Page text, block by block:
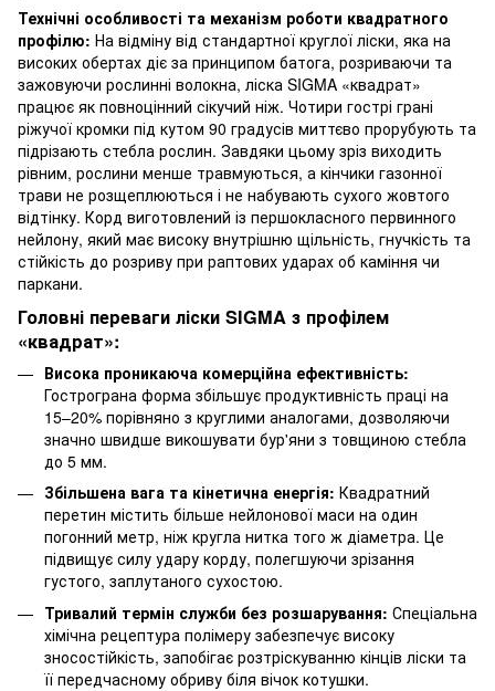
Технічні особливості та механізм роботи квадратного
профілю: На відміну від стандартної круглої ліски, яка на
високих обертах діє за принципом батога, розриваючи та
зажовуючи рослинні волокна, ліска SIGMA «квадрат»
працює як повноцінний сікучий ніж. Чотири гострі грані
ріжучої кромки під кутом 90 градусів миттєво прорубують та
підрізають стебла рослин. Завдяки цьому зріз виходить
рівним, рослини менше травмуються, а кінчики газонної
трави не розщеплюються і не набувають сухого жовтого
відтінку. Корд виготовлений із першокласного первинного
нейлону, який має високу внутрішню щільність, гнучкість та
стійкість до розриву при раптових ударах об каміння чи
паркани.
Головні переваги ліски SIGMA з профілем
«квадрат»:
Висока проникаюча комерційна ефективність:
Гострограна форма збільшує продуктивність праці на
15–20% порівняно з круглими аналогами, дозволяючи
значно швидше викошувати бур'яни з товщиною стебла
до 5 мм.
Збільшена вага та кінетична енергія: Квадратний
перетин містить більше нейлонової маси на один
погонний метр, ніж кругла нитка того ж діаметра. Це
підвищує силу удару корду, полегшуючи зрізання
густого, заплутаного сухостою.
Тривалий термін служби без розшарування: Спеціальна
хімічна рецептура полімеру забезпечує високу
зносостійкість, запобігає розтріскуванню кінців ліски та
її передчасному обриву біля вічок котушки.